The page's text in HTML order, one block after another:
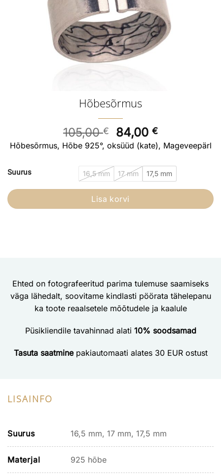
Hõbesõrmus
105,00€
Algne
hind
105,00 €.
84,00€Current
price
84,00 €.
Hõbesõrmus, Hõbe 925°, oksüüd (kate), Mageveepärl
Suurus 16,5 mm 17 mm 17,5 mm
Lisa korvi
Ehted on fotografeeritud parima tulemuse saamiseks
väga lähedalt, soovitame kindlasti pöörata tähelepanu
ka toote reaalsetele mõõtudele ja kaalule
Püsikliendile tavahinnad alati 10% soodsamad
Tasuta saatminepakiautomaati alates 30 EUR ostust
LISAINFO
Suurus 16,5 mm, 17 mm, 17,5 mm
Materjal 925 hõbe